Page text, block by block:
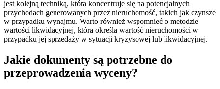
jest kolejną techniką, która koncentruje się na potencjalnych
przychodach generowanych przez nieruchomość, takich jak czynsze
w przypadku wynajmu. Warto również wspomnieć o metodzie
wartości likwidacyjnej, która określa wartość nieruchomości w
przypadku jej sprzedaży w sytuacji kryzysowej lub likwidacyjnej.
Jakie dokumenty są potrzebne do
przeprowadzenia wyceny?